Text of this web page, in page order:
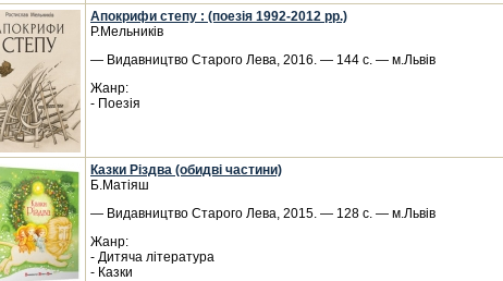
Апокрифи степу : (поезія 1992-2012 рр.)
Р.Мельників
— Видавництво Старого Лева, 2016. — 144 с. — м.Львів
Жанр:
- Поезія
Казки Різдва (обидві частини)
Б.Матіяш
— Видавництво Старого Лева, 2015. — 128 с. — м.Львів
Жанр:
- Дитяча література
- Казки